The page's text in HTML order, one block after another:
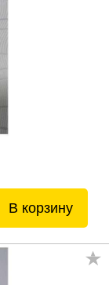
В корзину